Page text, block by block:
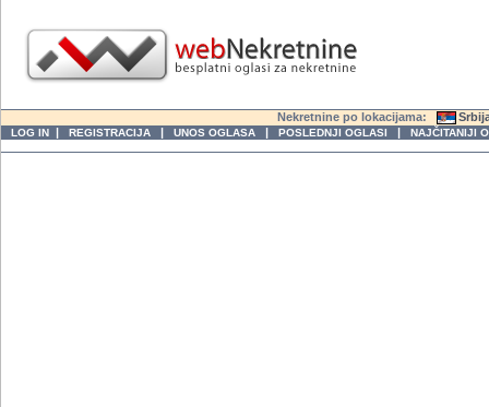
Nekretnine po lokacijama:
LOG IN | REGISTRACIJA | UNOS OGLASA | POSLEDNJI OGLASI | NAJČITANIJI